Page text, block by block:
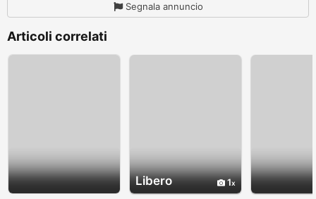
Segnala annuncio
Articoli correlati
Libero 1